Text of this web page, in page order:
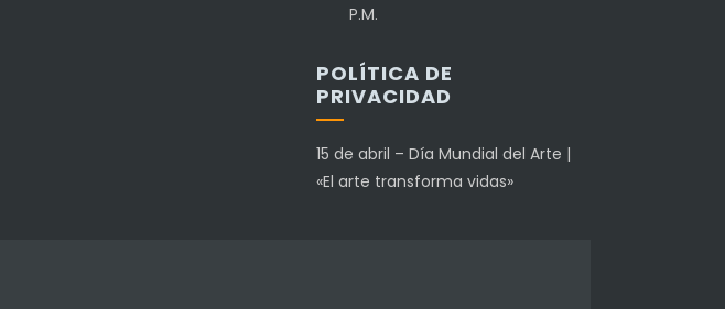
P.M.
POLÍTICA DE
PRIVACIDAD
15 de abril – Día Mundial del Arte |
«El arte transforma vidas»